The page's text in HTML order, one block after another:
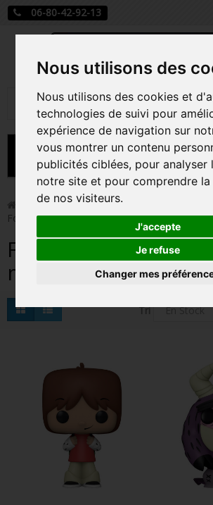
Nous utilisons des
Nous utilisons des cookies et
technologies de suivi pour
expérience de navigation sur
vous montrer un contenu
publicités ciblées, pour analyser
notre site et pour comprendre
de nos visiteurs.
J'accepte
Je refuse
Changer mes
06-80-42-92-13
MENU
CARTE A JOUER
PRÉCOMMANDE FIGURINES POP
FIGURINES POP MANGA
FIGURINES POP DISNEY
FIGURINES POP MARVEL
FIGURINES POP SÉRIE TV
FIGURINES POP AUTRES FILMS
FIGURINES POP SPORTS
FIGURINES POP ANIME
FIGURINES POP HARRY POTTER
Funko Pop! > Figurines Pop Anime
Foster la maison des amis imaginaires
Figurines Pop Foster
maison des amis
Tri